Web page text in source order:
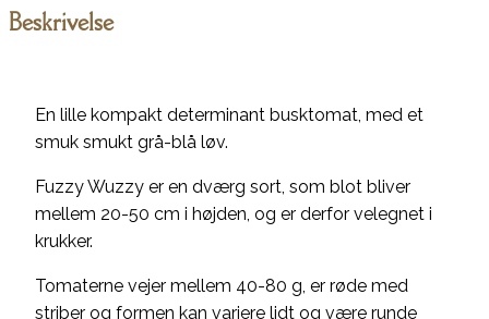
Beskrivelse
En lille kompakt determinant busktomat, med et
smuk smukt grå-blå løv.
Fuzzy Wuzzy er en dværg sort, som blot bliver
mellem 20-50 cm i højden, og er derfor velegnet i
krukker.
Tomaterne vejer mellem 40-80 g, er røde med
striber og formen kan variere lidt og være runde